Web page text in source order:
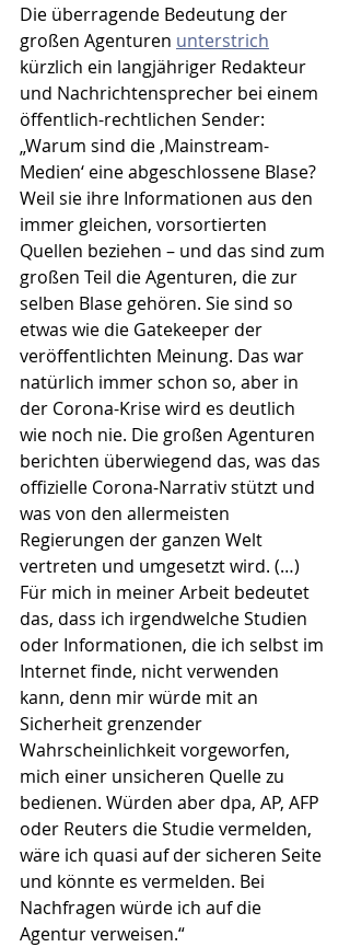
Die überragende Bedeutung der
großen Agenturen unterstrich
kürzlich ein langjähriger Redakteur
und Nachrichtensprecher bei einem
öffentlich-rechtlichen Sender:
„Warum sind die ‚Mainstream-
Medien‘ eine abgeschlossene Blase?
Weil sie ihre Informationen aus den
immer gleichen, vorsortierten
Quellen beziehen – und das sind zum
großen Teil die Agenturen, die zur
selben Blase gehören. Sie sind so
etwas wie die Gatekeeper der
veröffentlichten Meinung. Das war
natürlich immer schon so, aber in
der Corona-Krise wird es deutlich
wie noch nie. Die großen Agenturen
berichten überwiegend das, was das
offizielle Corona-Narrativ stützt und
was von den allermeisten
Regierungen der ganzen Welt
vertreten und umgesetzt wird. (…)
Für mich in meiner Arbeit bedeutet
das, dass ich irgendwelche Studien
oder Informationen, die ich selbst im
Internet finde, nicht verwenden
kann, denn mir würde mit an
Sicherheit grenzender
Wahrscheinlichkeit vorgeworfen,
mich einer unsicheren Quelle zu
bedienen. Würden aber dpa, AP, AFP
oder Reuters die Studie vermelden,
wäre ich quasi auf der sicheren Seite
und könnte es vermelden. Bei
Nachfragen würde ich auf die
Agentur verweisen.“